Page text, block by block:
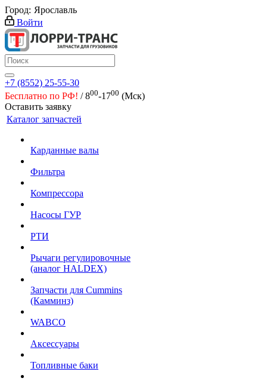
Город: Ярославль
Войти
+7 (8552) 25-55-30
Бесплатно по РФ! / 800-1700 (Мск)
Оставить заявку
Каталог запчастей
Карданные валы
Фильтра
Компрессора
Насосы ГУР
РТИ
Рычаги регулировочные
(аналог HALDEX)
Запчасти для Cummins
(Камминз)
WABCO
Аксессуары
Топливные баки